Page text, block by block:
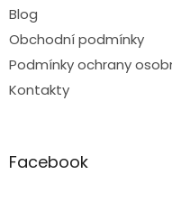
Blog
Obchodní podmínky
Podmínky ochrany
Kontakty
Facebook